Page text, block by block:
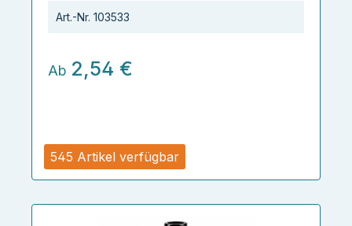
545 Artikel verfügbar
Art.-Nr. 103533
Ab 2,54 €